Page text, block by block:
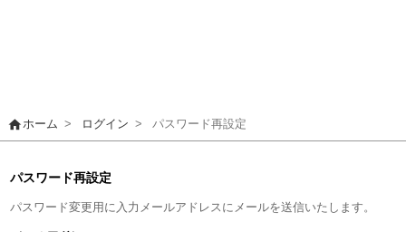
homeホーム > ログイン > パスワード再設定
パスワード再設定
パスワード変更用に入力メールアドレスにメールを送信いたします。